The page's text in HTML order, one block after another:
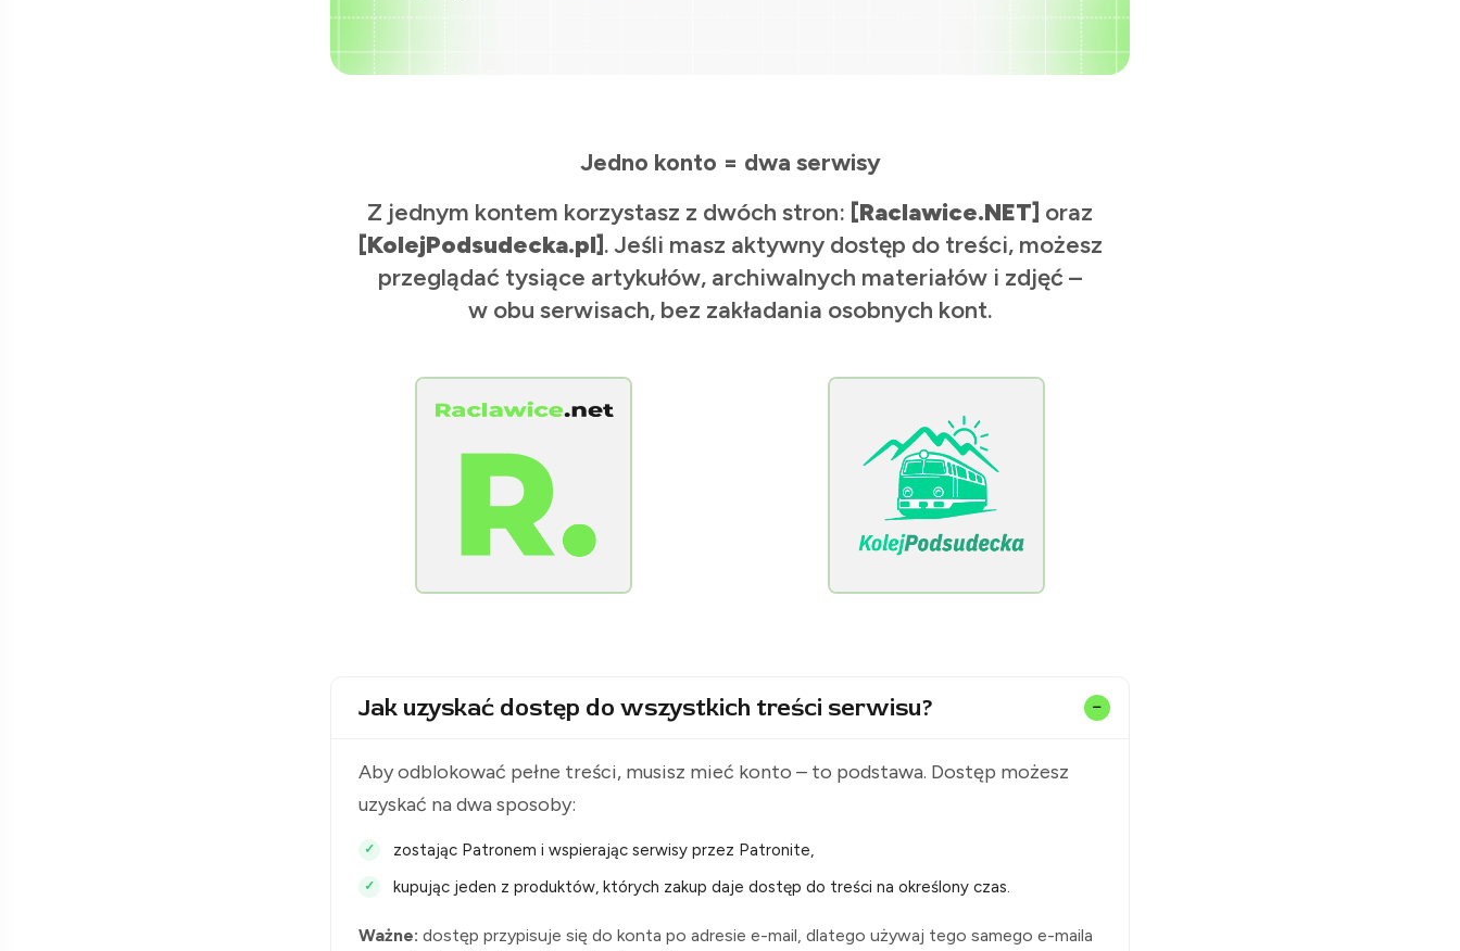
Jedno konto = dwa serwisy
Z jednym kontem korzystasz z dwóch stron: [Raclawice.NET] oraz
[KolejPodsudecka.pl]. Jeśli masz aktywny dostęp do treści, możesz
przeglądać tysiące artykułów, archiwalnych materiałów i zdjęć –
w obu serwisach, bez zakładania osobnych kont.
Jak uzyskać dostęp do wszystkich treści serwisu?
Aby odblokować pełne treści, musisz mieć konto – to podstawa. Dostęp możesz
uzyskać na dwa sposoby:
zostając Patronem i wspierając serwisy przez Patronite,
kupując jeden z produktów, których zakup daje dostęp do treści na określony czas.
Ważne: dostęp przypisuje się do konta po adresie e-mail, dlatego używaj tego samego e-maila